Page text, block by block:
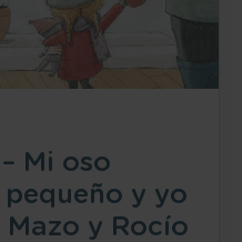
Mi oso
y yo
y Rocío